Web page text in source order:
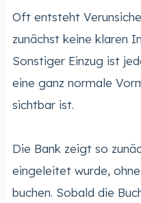
Oft entsteht
zunächst keine klaren
Sonstiger Einzug ist
eine ganz normale
sichtbar ist.
Die Bank zeigt so
eingeleitet wurde,
buchen. Sobald die